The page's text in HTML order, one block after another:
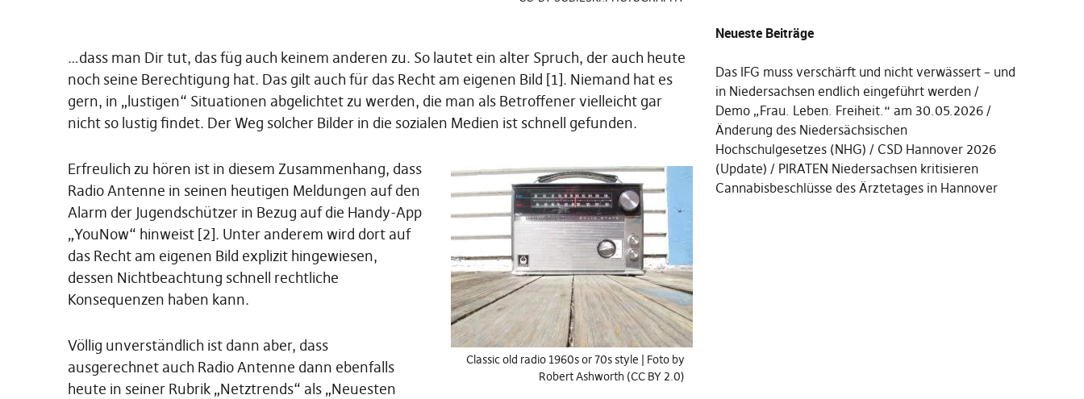
…dass man Dir tut, das füg auch keinem anderen zu. So lautet ein alter Spruch, der auch heute
noch seine Berechtigung hat. Das gilt auch für das Recht am eigenen Bild [1]. Niemand hat es
gern, in „lustigen“ Situationen abgelichtet zu werden, die man als Betroffener vielleicht gar
nicht so lustig findet. Der Weg solcher Bilder in die sozialen Medien ist schnell gefunden.
Classic old radio 1960s or 70s style | Foto by
Robert Ashworth (CC BY 2.0)
Erfreulich zu hören ist in diesem Zusammenhang, dass
Radio Antenne in seinen heutigen Meldungen auf den
Alarm der Jugendschützer in Bezug auf die Handy-App
„YouNow“ hinweist [2]. Unter anderem wird dort auf
das Recht am eigenen Bild explizit hingewiesen,
dessen Nichtbeachtung schnell rechtliche
Konsequenzen haben kann.
Völlig unverständlich ist dann aber, dass
ausgerechnet auch Radio Antenne dann ebenfalls
heute in seiner Rubrik „Netztrends“ als „Neuesten
Neueste Beiträge
Das IFG muss verschärft und nicht verwässert – und
in Niedersachsen endlich eingeführt werden
Demo „Frau. Leben. Freiheit.“ am 30.05.2026
Änderung des Niedersächsischen
Hochschulgesetzes (NHG)
CSD Hannover 2026
(Update)
PIRATEN Niedersachsen kritisieren
Cannabisbeschlüsse des Ärztetages in Hannover